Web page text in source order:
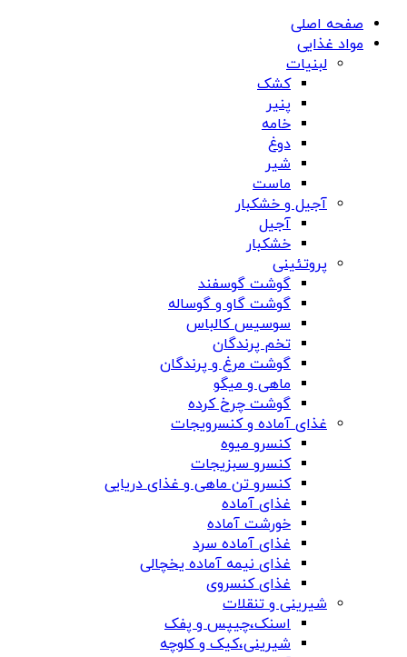
صفحه اصلی
مواد غذایی
لبنیات
کشک
پنیر
خامه
دوغ
شیر
ماست
آجیل و خشکبار
آجیل
خشکبار
پروتئینی
گوشت گوسفند
گوشت گاو و گوساله
سوسیس کالباس
تخم پرندگان
گوشت مرغ و پرندگان
ماهی و میگو
گوشت چرخ کرده
غذای آماده و کنسرویجات
کنسرو میوه
کنسرو سبزیجات
کنسرو تن ماهی و غذای دریایی
غذای آماده
خورشت آماده
غذای آماده سرد
غذای نیمه آماده یخچالی
غذای کنسروی
شیرینی و تنقلات
اسنک،چیپس و پفک
شیرینی،کیک و کلوچه